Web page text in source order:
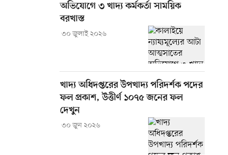
অভিযোগে ৩ খাদ্য কর্মকর্তা সাময়িক
বরখাস্ত
৩০ জুলাই ২০২৬
খাদ্য অধিদপ্তরের উপখাদ্য পরিদর্শক পদের
ফল প্রকাশ, উত্তীর্ণ ১০৭৫ জনের ফল
দেখুন
৩০ জুন ২০২৬